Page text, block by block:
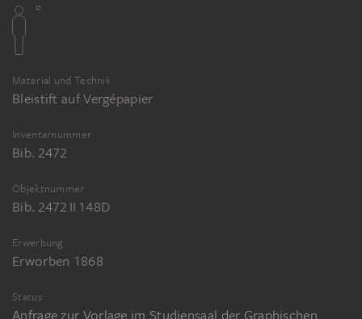
Material und Technik
Bleistift auf Vergépapier
Inventarnummer
Bib. 2472
Objektnummer
Bib. 2472 II 148D
Erwerbung
Erworben 1868
Status
Anfrage zur Vorlage im Studiensaal der Graphischen